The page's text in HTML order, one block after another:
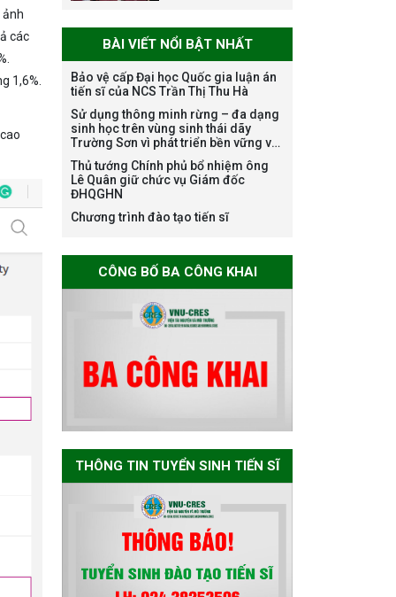
các
1,6%.
ĐÓN NHẬN HUÂN
CHƯƠNG LAO
ĐỘNG HẠNG BA
Tạm dừng công
tác tuyển dụng
viên chức, người
lao động các vị trí
danh nghề nghiệp
chung trong
ĐHQGHN
Bảo vệ luận án tiến
Mạnh Tuấn
Bảo vệ luận án tiến
sĩ của NCS Nguyễn
Thế Thông
Thông báo chương
trình học bổng
BÀI VIẾT NỔI BẬT NHẤT
Bảo vệ cấp Đại học Quốc gia luận án
tiến sĩ của NCS Trần Thị Thu Hà
Sử dụng thông minh rừng – đa dạng
sinh học trên vùng sinh thái dãy
Trường Sơn vì phát triển bền vững và
ứng phó với biến đổi khí hậu
Thủ tướng Chính phủ bổ nhiệm ông
Lê Quân giữ chức vụ Giám đốc
ĐHQGHN
Chương trình đào tạo tiến sĩ
CÔNG BỐ BA CÔNG KHAI
THÔNG TIN TUYỂN SINH TIẾN SĨ